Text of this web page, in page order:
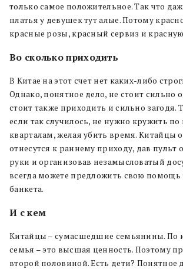
только самое положительное. Так что
платья у девушек тут алые. Потому
красные розы, красный сервиз и
Во сколько приходить
В Китае на этот счет нет каких-либо
Однако, понятное дело, не стоит сильно
стоит также приходить и сильно загодя.
если так случилось, не нужно кружить
кварталам, желая убить время. Китайцы
отнесутся к раннему приходу, дав пульт
руки и организовав незамысловатый
всегда можете предложить свою помощь
банкета.
И с кем
Китайцы – сумасшедшие семьянины. По
семья – это высшая ценность. Поэтому
второй половиной. Есть дети? Понятное